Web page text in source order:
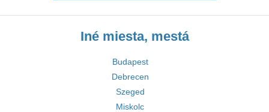
Iné miesta, mestá
Budapest
Debrecen
Szeged
Miskolc